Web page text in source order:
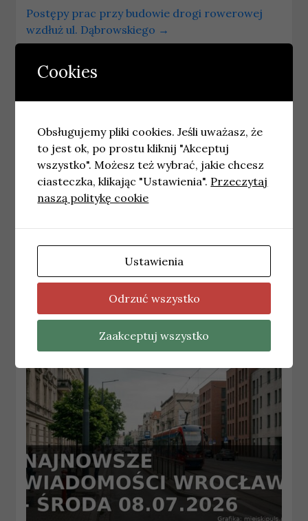
Postępy prac przy budowie drogi rowerowej
wzdłuż ul. Dąbrowskiego →
Podobne wpisy
Najnowsze wiadomości Wrocław – Wtorek
21 lipca, 2026 redakcja
Cookies
Obsługujemy pliki cookies. Jeśli uważasz, że
to jest ok, po prostu kliknij "Akceptuj
wszystko". Możesz też wybrać, jakie chcesz
ciasteczka, klikając "Ustawienia". Przeczytaj
naszą politykę cookie
Ustawienia
Odrzuć wszystko
Zaakceptuj wszystko